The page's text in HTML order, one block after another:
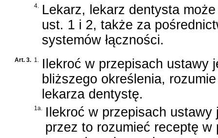
4. Lekarz, lekarz dentysta
ust. 1 i 2, także za
systemów łączności.
Art. 3. 1. Ilekroć w przepisach ustawy
bliższego określenia,
lekarza dentystę.
1a. Ilekroć w przepisach
przez to rozumieć receptę